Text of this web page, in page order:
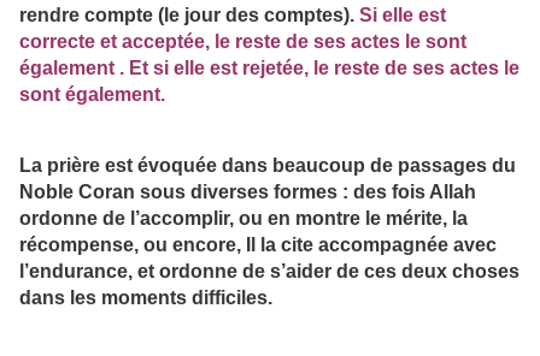
rendre compte (le jour des comptes). Si elle est
correcte et acceptée, le reste de ses actes le sont
également . Et si elle est rejetée, le reste de ses actes le
sont également.
La prière est évoquée dans beaucoup de passages du
Noble Coran sous diverses formes : des fois Allah
ordonne de l’accomplir, ou en montre le mérite, la
récompense, ou encore, Il la cite accompagnée avec
l’endurance, et ordonne de s’aider de ces deux choses
dans les moments difficiles.